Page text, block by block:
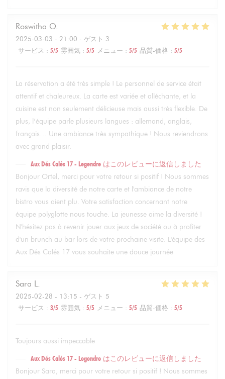
Roswitha O
2025-03-03 - 21:00 - ゲスト 3
サービス : 5/5 雰囲気 : 5/5 メニュー : 5/5 品質-価格 : 5/5
La réservation a été très simple ! Le personnel de service était
attentif et chaleureux. La carte est variée et alléchante, et la
cuisine est non seulement délicieuse mais aussi très flexible. De
plus, l’équipe parle plusieurs langues : allemand, anglais,
français… Une ambiance très sympathique ! Nous reviendrons
avec grand plaisir.
Aux Dés Calés 17 - Legendre はこのレビューに返信しました
Bonjour Ortel, merci pour votre retour si positif ! Nous sommes
ravis que la diversité de notre carte et l'ambiance de notre
bistro vous aient plu. Votre satisfaction concernant notre
équipe polyglotte nous touche. La jeunesse aime la diversité !
N'hésitez pas à revenir jouer aux jeux de société ou à profiter
d'un brunch au bar lors de votre prochaine visite. L'équipe des
Aux Dés Calés 17 vous souhaite une douce journée
Sara L
2025-02-28 - 13:15 - ゲスト 5
サービス : 3/5 雰囲気 : 5/5 メニュー : 5/5 品質-価格 : 5/5
Toujours aussi impeccable
Aux Dés Calés 17 - Legendre はこのレビューに返信しました
Bonjour Sara, merci pour votre retour si positif ! Nous sommes